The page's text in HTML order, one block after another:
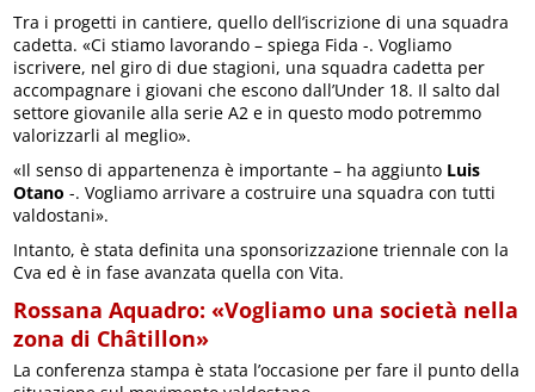
Tra i progetti in cantiere, quello dell’iscrizione di una squadra
cadetta. «Ci stiamo lavorando – spiega Fida -. Vogliamo
iscrivere, nel giro di due stagioni, una squadra cadetta per
accompagnare i giovani che escono dall’Under 18. Il salto dal
settore giovanile alla serie A2 e in questo modo potremmo
valorizzarli al meglio».
«Il senso di appartenenza è importante – ha aggiunto Luis
Otano -. Vogliamo arrivare a costruire una squadra con tutti
valdostani».
Intanto, è stata definita una sponsorizzazione triennale con la
Cva ed è in fase avanzata quella con Vita.
Rossana Aquadro: «Vogliamo una società nella
zona di Châtillon»
La conferenza stampa è stata l’occasione per fare il punto della